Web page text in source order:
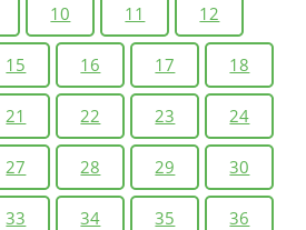
10 11 12
15 16 17 18
21 22 23 24
27 28 29 30
33 34 35 36